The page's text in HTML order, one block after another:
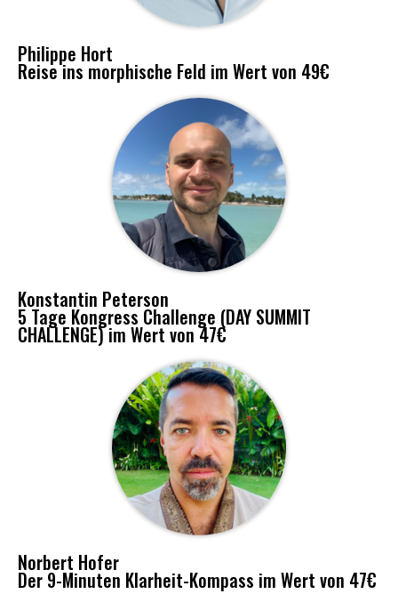
Philippe Hort
Reise ins morphische Feld im Wert von 49€
Konstantin Peterson
5 Tage Kongress Challenge (DAY SUMMIT
CHALLENGE) im Wert von 47€
Norbert Hofer
Der 9-Minuten Klarheit-Kompass im Wert von 47€